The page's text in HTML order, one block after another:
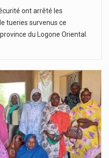
ont arrêté les
tueries survenus ce
du Logone Oriental.